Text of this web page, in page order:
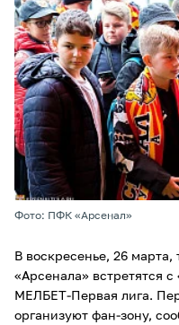
Фото: ПФК «Арсенал»
В воскресенье, 26 марта,
«Арсенала» встретятся
МЕЛБЕТ-Первая лига.
организуют фан-зону,